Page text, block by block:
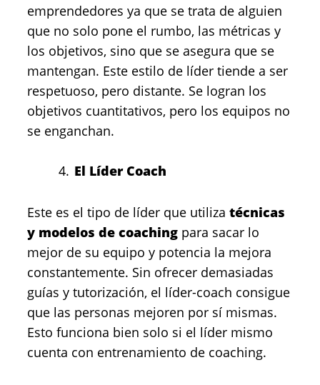
emprendedores ya que se trata de alguien
que no solo pone el rumbo, las métricas y
los objetivos, sino que se asegura que se
mantengan. Este estilo de líder tiende a ser
respetuoso, pero distante. Se logran los
objetivos cuantitativos, pero los equipos no
se enganchan.
El Líder Coach
Este es el tipo de líder que utiliza técnicas
y modelos de coaching para sacar lo
mejor de su equipo y potencia la mejora
constantemente. Sin ofrecer demasiadas
guías y tutorización, el líder-coach consigue
que las personas mejoren por sí mismas.
Esto funciona bien solo si el líder mismo
cuenta con entrenamiento de coaching.